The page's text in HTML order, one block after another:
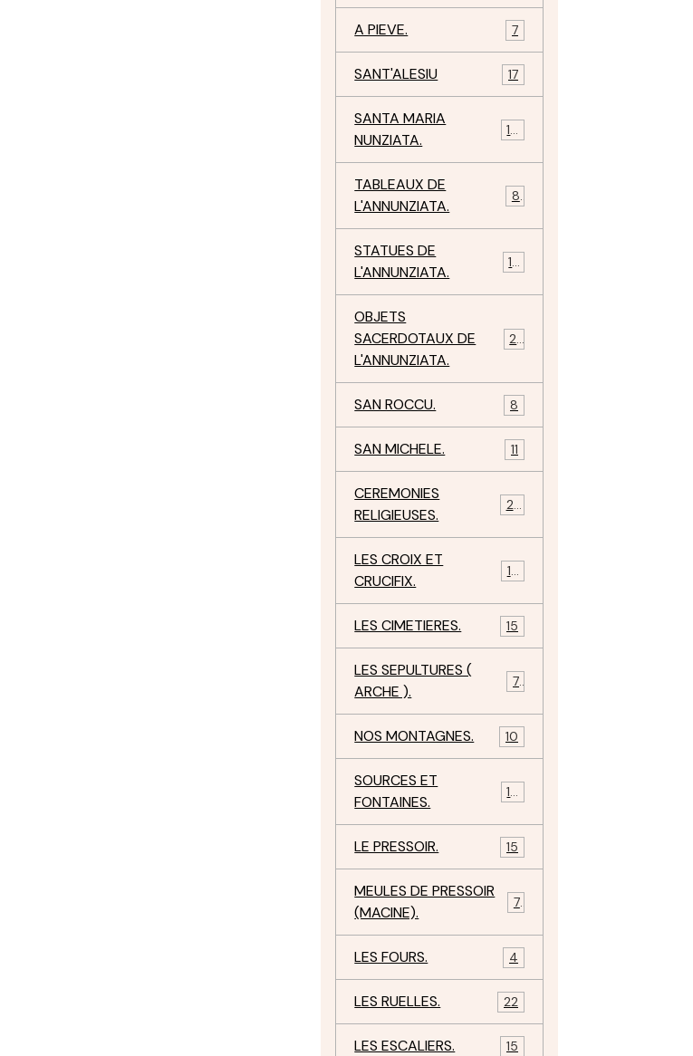
A PIEVE. 7
SANT'ALESIU 17
SANTA MARIA
NUNZIATA.
10
TABLEAUX DE
L'ANNUNZIATA.
8
STATUES DE
L'ANNUNZIATA.
15
OBJETS
SACERDOTAUX DE
L'ANNUNZIATA.
24
SAN ROCCU. 8
SAN MICHELE. 11
CEREMONIES
RELIGIEUSES.
23
LES CROIX ET
CRUCIFIX.
18
LES CIMETIERES. 15
LES SEPULTURES (
ARCHE ).
7
NOS MONTAGNES. 10
SOURCES ET
FONTAINES.
10
LE PRESSOIR. 15
MEULES DE PRESSOIR
(MACINE).
7
LES FOURS. 4
LES RUELLES. 22
LES ESCALIERS. 15